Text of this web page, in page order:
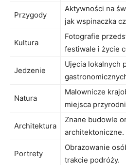
Przygody
Aktywności na
jak wspinaczka
Kultura
Fotografie
festiwale i życie
Jedzenie
Ujęcia lokalnych
Natura
Malownicze
miejsca
Architektura
Znane budowle
architektoniczne.
Portrety
Obrazowanie
trakcie podróży.